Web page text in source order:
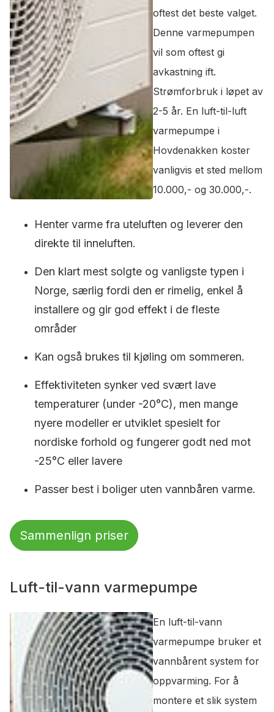
oftest det beste valget.
Denne varmepumpen
vil som oftest gi
avkastning ift.
Strømforbruk i løpet av
2-5 år. En luft-til-luft
varmepumpe i
Hovdenakken koster
vanligvis et sted mellom
10.000,- og 30.000,-.
Henter varme fra uteluften og leverer den
direkte til inneluften.
Den klart mest solgte og vanligste typen i
Norge, særlig fordi den er rimelig, enkel å
installere og gir god effekt i de fleste
områder
Kan også brukes til kjøling om sommeren.
Effektiviteten synker ved svært lave
temperaturer (under -20°C), men mange
nyere modeller er utviklet spesielt for
nordiske forhold og fungerer godt ned mot
-25°C eller lavere
Passer best i boliger uten vannbåren varme.
Sammenlign priser
Luft-til-vann varmepumpe
En luft-til-vann
varmepumpe bruker et
vannbårent system for
oppvarming. For å
montere et slik system